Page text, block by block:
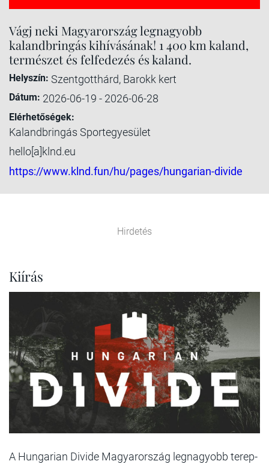
Vágj neki Magyarország legnagyobb
kalandbringás kihívásának! 1 400 km kaland,
természet és felfedezés és kaland.
Helyszín: Szentgotthárd, Barokk kert
Dátum: 2026-06-19 - 2026-06-28
Elérhetőségek:
Kalandbringás Sportegyesület
hello[a]klnd.eu
https://www.klnd.fun/hu/pages/hungarian-divide
Hirdetés
Kiírás
A Hungarian Divide Magyarország legnagyobb terep-